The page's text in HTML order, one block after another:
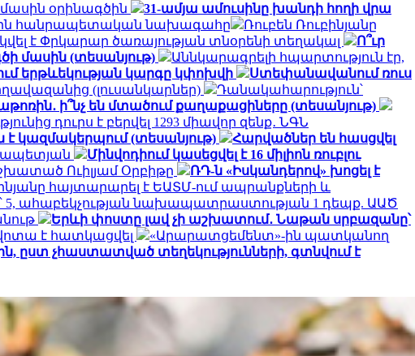
օրինագծին
31-ամյա ամուսինը խանդի հողի վրա
հանրապետական ​​նախագահը
Ռուբեն Ռուբինյանը
է Փրկարար ծառայության տնօրենի տեղակալ
Ո՞ւր
մասին (տեսանյութ)
Աննկարագրելի հպարտություն էր,
երթևեկության կարգը կփոխվի
Ստեփանավանում ռուս
(լուսանկարներ)
Դանակահարություն՝
ի՞նչ են մտածում քաղաքացիները (տեսանյութ)
դուրս է բերվել 1293 միավոր զենք․ ՆԳՆ
է կազմակերպում (տեսանյութ)
Հարվածներ են հասցվել
Մինվոդիում կասեցվել է 16 միլիոն ռուբլու
Ուիլյամ Օրբիթը
ՌԴ-ն «Իսկանդերով» խոցել է
հայտարարել է ԵԱՏՄ-ում ապրանքների և
5, ահաբեկչության նախապատրաստության 1 դեպք. ԱԱԾ
Երևի փոստը լավ չի աշխատում․ Նաթան սրբազանը՝
է հատկացվել
«Արարատցեմենտ»-ին պատկանող
ըստ չհաստատված տեղեկությունների, գտնվում է